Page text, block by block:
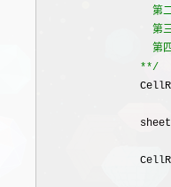
第二
第三
第四
                *
*/